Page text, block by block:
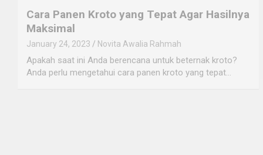
Cara Panen Kroto yang Tepat Agar Hasilnya
Maksimal
January 24, 2023 Novita Awalia Rahmah
Apakah saat ini Anda berencana untuk beternak kroto?
Anda perlu mengetahui cara panen kroto yang tepat…